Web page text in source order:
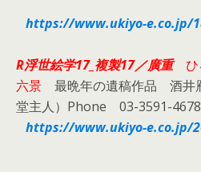
https://www.ukiyo-e.co.jp/
R浮世絵学17_複製17／廣重
六景 最晩年の遺稿作品 酒井
堂主人）Phone 03-3591-4678
https://www.ukiyo-e.co.jp/